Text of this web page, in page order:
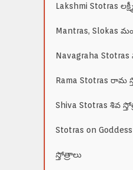
Lakshmi Stotras
Mantras, Slokas
Navagraha Stotras
Rama Stotras రామ
Shiva Stotras శివ
Stotras on
స్తోత్రాలు